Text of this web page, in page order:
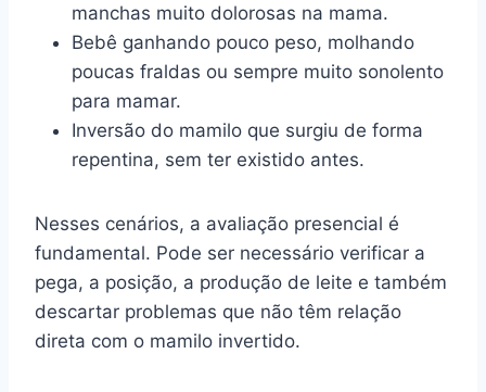
manchas muito dolorosas na mama.
Bebê ganhando pouco peso, molhando
poucas fraldas ou sempre muito sonolento
para mamar.
Inversão do mamilo que surgiu de forma
repentina, sem ter existido antes.
Nesses cenários, a avaliação presencial é
fundamental. Pode ser necessário verificar a
pega, a posição, a produção de leite e também
descartar problemas que não têm relação
direta com o mamilo invertido.